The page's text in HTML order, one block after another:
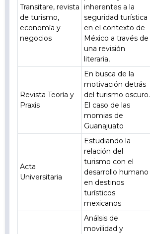
Transitare, revista
de turismo,
economía y
negocios
inherentes a la
seguridad turística
en el contexto de
México a través de
una revisión
literaria,
Revista Teoría y
Praxis
En busca de la
motivación detrás
del turismo oscuro.
El caso de las
momias de
Guanajuato
Acta
Universitaria
Estudiando la
relación del
turismo con el
desarrollo humano
en destinos
turísticos
mexicanos
Análsis de
movilidad y